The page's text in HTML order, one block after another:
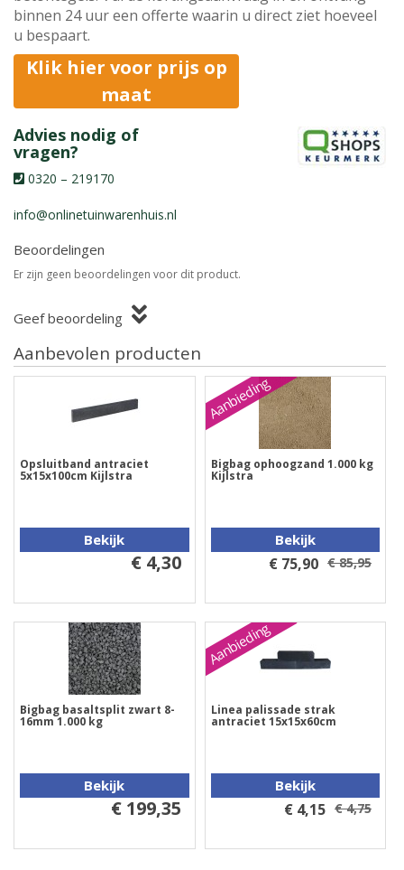
binnen 24 uur een offerte waarin u direct ziet hoeveel
u bespaart.
Klik hier voor prijs op
maat
Advies nodig of
vragen?
0320 – 219170
info@onlinetuinwarenhuis.nl
Beoordelingen
Er zijn geen beoordelingen voor dit product.
Geef beoordeling
Aanbevolen producten
Opsluitband antraciet
5x15x100cm Kijlstra
Bekijk
€ 4,30
Aanbieding
Bigbag ophoogzand 1.000 kg
Kijlstra
Bekijk
€ 75,90 € 85,95
Bigbag basaltsplit zwart 8-
16mm 1.000 kg
Bekijk
€ 199,35
Aanbieding
Linea palissade strak
antraciet 15x15x60cm
Bekijk
€ 4,15 € 4,75